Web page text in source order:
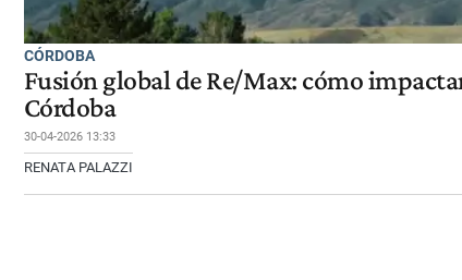
CÓRDOBA
Fusión global de Re/Max: cómo
Córdoba
30-04-2026 13:33
RENATA PALAZZI